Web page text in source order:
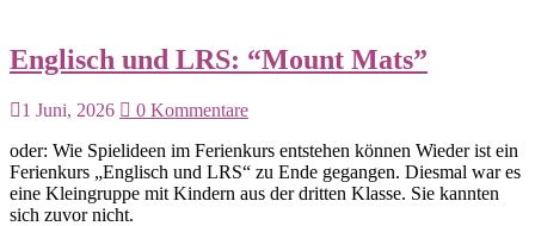
Englisch und LRS: “Mount Mats”
1 Juni, 2026
0 Kommentare
oder: Wie Spielideen im Ferienkurs entstehen können Wieder ist ein
Ferienkurs „Englisch und LRS“ zu Ende gegangen. Diesmal war es
eine Kleingruppe mit Kindern aus der dritten Klasse. Sie kannten
sich zuvor nicht.